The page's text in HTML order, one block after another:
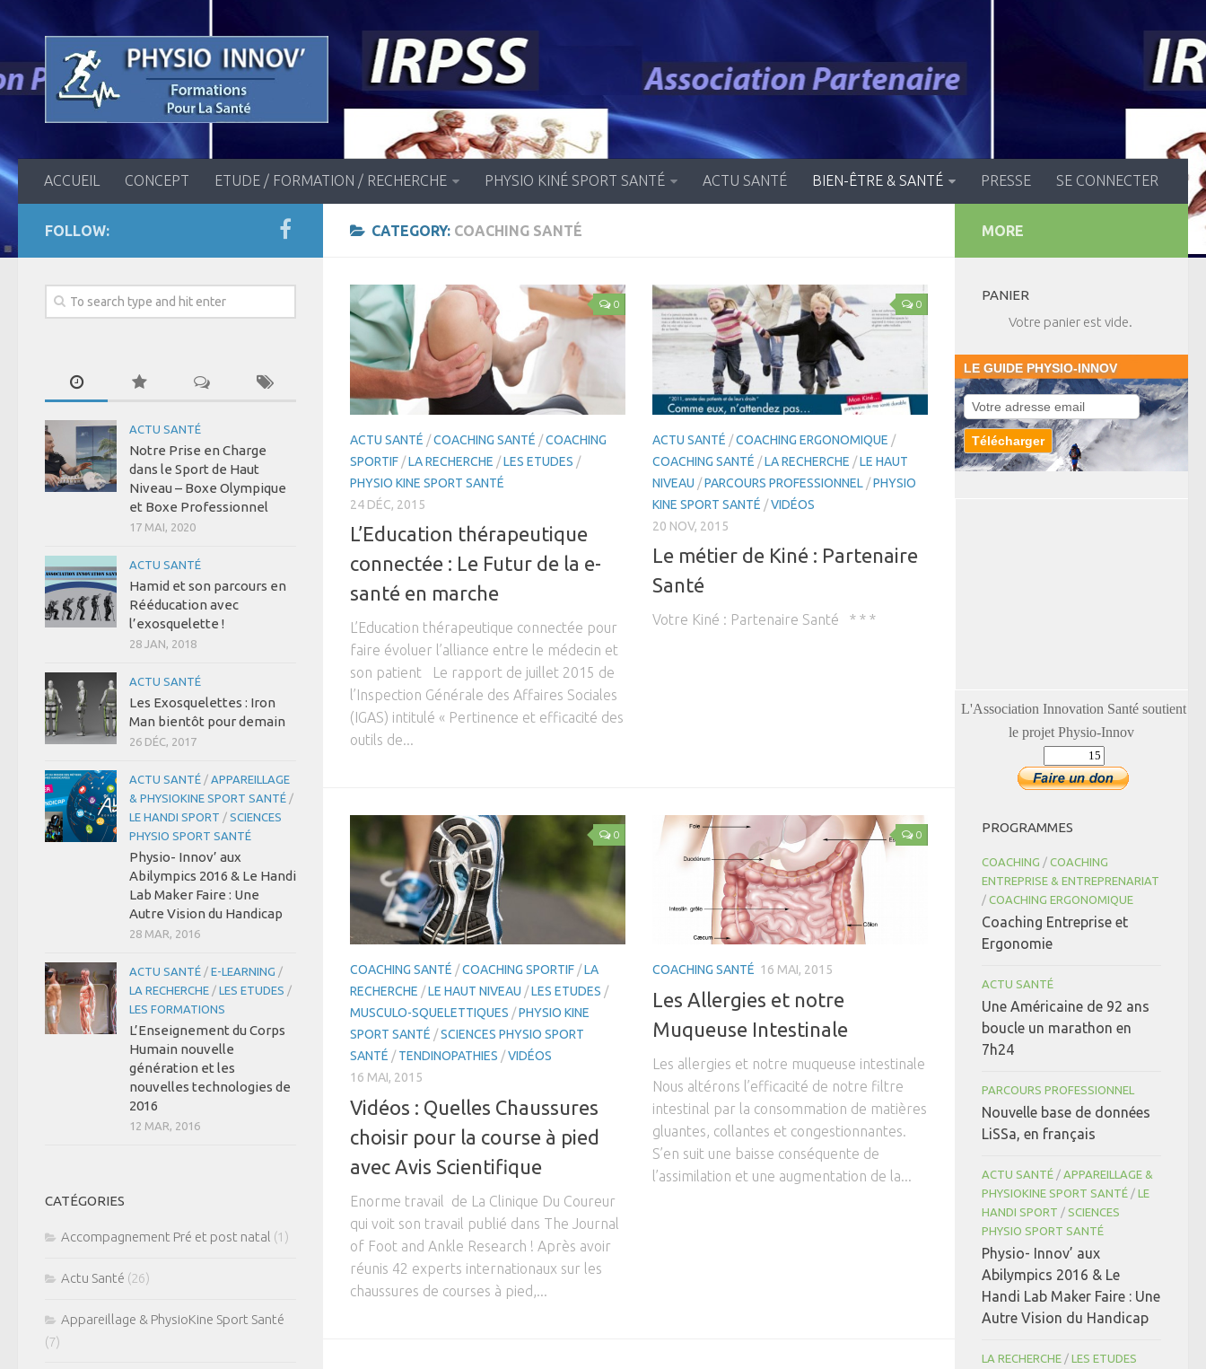
ACCUEIL CONCEPT ETUDE / FORMATION / RECHERCHE PHYSIO KINÉ SPORT SANTÉ ACTU SANTÉ BIEN-ÊTRE & SANTÉ PRESSE SE CONNECTER
CATEGORY: COACHING SANTÉ
0
ACTU SANTÉ /COACHING SANTÉ /COACHING
SPORTIF /LA RECHERCHE /LES ETUDES /
PHYSIO KINE SPORT SANTÉ
24 DÉC, 2015
L’Education thérapeutique
connectée : Le Futur de la e-
santé en marche
L’Education thérapeutique connectée pour
faire évoluer l’alliance entre le médecin et
son patient Le rapport de juillet 2015 de
l’Inspection Générale des Affaires Sociales
(IGAS) intitulé « Pertinence et efficacité des
outils de...
0
ACTU SANTÉ /COACHING ERGONOMIQUE /
COACHING SANTÉ /LA RECHERCHE /LE HAUT
NIVEAU /PARCOURS PROFESSIONNEL /PHYSIO
KINE SPORT SANTÉ /VIDÉOS
20 NOV, 2015
Le métier de Kiné : Partenaire
Santé
Votre Kiné : Partenaire Santé * * *
0
COACHING SANTÉ /COACHING SPORTIF /LA
RECHERCHE /LE HAUT NIVEAU /LES ETUDES /
MUSCULO-SQUELETTIQUES /PHYSIO KINE
SPORT SANTÉ /SCIENCES PHYSIO SPORT
SANTÉ /TENDINOPATHIES /VIDÉOS
16 MAI, 2015
Vidéos : Quelles Chaussures
choisir pour la course à pied
avec Avis Scientifique
Enorme travail de La Clinique Du Coureur
qui voit son travail publié dans The Journal
of Foot and Ankle Research ! Après avoir
réunis 42 experts internationaux sur les
chaussures de courses à pied,...
0
COACHING SANTÉ 16 MAI, 2015
Les Allergies et notre
Muqueuse Intestinale
Les allergies et notre muqueuse intestinale
Nous altérons l’efficacité de notre filtre
intestinal par la consommation de matières
gluantes, collantes et congestionnantes.
S’en suit une baisse conséquente de
l’assimilation et une augmentation de la...
FOLLOW:
ACTU SANTÉ
Notre Prise en Charge
dans le Sport de Haut
Niveau – Boxe Olympique
et Boxe Professionnel
17 MAI, 2020
ACTU SANTÉ
Hamid et son parcours en
Rééducation avec
l’exosquelette !
28 JAN, 2018
ACTU SANTÉ
Les Exosquelettes : Iron
Man bientôt pour demain
26 DÉC, 2017
ACTU SANTÉ / APPAREILLAGE
& PHYSIOKINE SPORT SANTÉ /
LE HANDI SPORT / SCIENCES
PHYSIO SPORT SANTÉ
Physio- Innov’ aux
Abilympics 2016 & Le Handi
Lab Maker Faire : Une
Autre Vision du Handicap
28 MAR, 2016
ACTU SANTÉ / E-LEARNING /
LA RECHERCHE / LES ETUDES /
LES FORMATIONS
L’Enseignement du Corps
Humain nouvelle
génération et les
nouvelles technologies de
2016
12 MAR, 2016
CATÉGORIES
Accompagnement Pré et post natal (1)
Actu Santé (26)
Appareillage & PhysioKine Sport Santé
(7)
MORE
PANIER
Votre panier est vide.
LE GUIDE PHYSIO-INNOV
L'Association Innovation Santé soutient
le projet Physio-Innov
PROGRAMMES
COACHING / COACHING
ENTREPRISE & ENTREPRENARIAT
/ COACHING ERGONOMIQUE
Coaching Entreprise et
Ergonomie
ACTU SANTÉ
Une Américaine de 92 ans
boucle un marathon en
7h24
PARCOURS PROFESSIONNEL
Nouvelle base de données
LiSSa, en français
ACTU SANTÉ / APPAREILLAGE &
PHYSIOKINE SPORT SANTÉ / LE
HANDI SPORT / SCIENCES
PHYSIO SPORT SANTÉ
Physio- Innov’ aux
Abilympics 2016 & Le
Handi Lab Maker Faire : Une
Autre Vision du Handicap
LA RECHERCHE / LES ETUDES